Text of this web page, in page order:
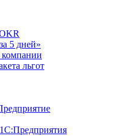
5 дней»
компании
льгот